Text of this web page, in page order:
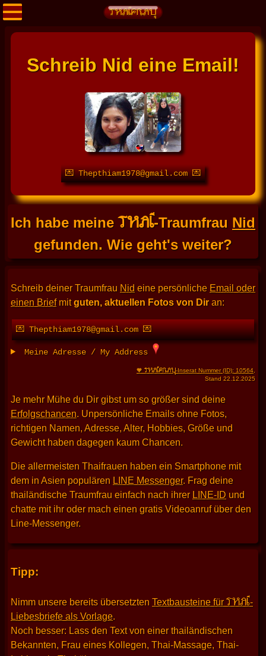
Schreib Nid eine Email!
💌 Thepthiam1978@gmail.com 💌
Ich habe meineTHAI-Traumfrau Nid
gefunden. Wie geht's weiter?
Schreib deiner Traumfrau Nid eine persönliche Email oder
einen Briefmitguten, aktuellen Fotos von Diran:
💌 Thepthiam1978@gmail.com 💌
Meine Adresse / My Address
🧡 THAIFRAU-Inserat Nummer (ID): 10564,
Stand 22.12.2025
Je mehr Mühe du Dir gibst um so größer sind deine
Erfolgschancen. Unpersönliche Emails ohne Fotos,
richtigen Namen, Adresse, Alter, Hobbies, Größe und
Gewicht haben dagegen kaum Chancen.
Die allermeisten Thaifrauen haben ein Smartphone mit
dem in Asien populären LINE Messenger. Frag deine
thailändische Traumfrau einfach nach ihrer LINE-ID und
chatte mit ihr oder mach einen gratis Videoanruf über den
Line-Messenger.
Tipp:
Nimm unsere bereits übersetzten Textbausteine für THAI-
Liebesbriefe als Vorlage.
Noch besser: Lass den Text von einer thailändischen
Bekannten, Frau eines Kollegen, Thai-Massage, Thai-